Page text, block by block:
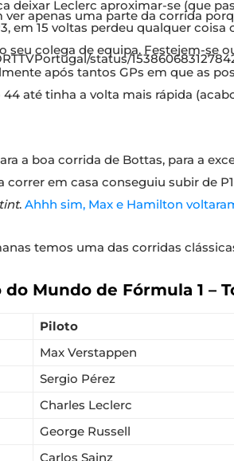
ver apenas uma parte da corrida
status/
deixar Leclerc aproximar-se (que
em 15 voltas perdeu qualquer
seu colega de equipa. Festejem-se
após tantos GPs em que as
até tinha a volta mais rápida
a boa corrida de Bottas, para a
correr em casa conseguiu subir de
. Ahhh sim, Max e Hamilton
temos uma das corridas
Mundo de Fórmula 1 –
Piloto
Max Verstappen
Sergio Pérez
Charles Leclerc
George Russell
Carlos Sainz